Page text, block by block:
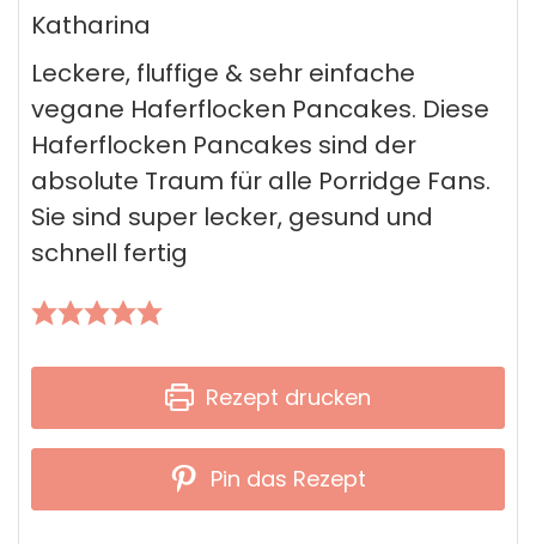
Katharina
Leckere, fluffige & sehr einfache
vegane Haferflocken Pancakes. Diese
Haferflocken Pancakes sind der
absolute Traum für alle Porridge Fans.
Sie sind super lecker, gesund und
schnell fertig
Rezept drucken
Pin das Rezept